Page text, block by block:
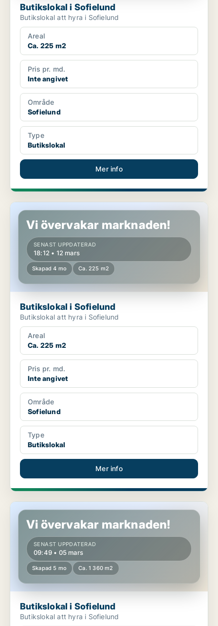
Butikslokal i Sofielund
Butikslokal att hyra i Sofielund
Areal
Ca. 225 m2
Pris pr. md.
Inte angivet
Område
Sofielund
Type
Butikslokal
Mer info
Butikslokal i Sofielund
Vi övervakar marknaden!
SENAST UPPDATERAD
18:12 • 12 mars
Skapad 4 mo Ca. 225 m2
Butikslokal i Sofielund
Butikslokal att hyra i Sofielund
Areal
Ca. 225 m2
Pris pr. md.
Inte angivet
Område
Sofielund
Type
Butikslokal
Mer info
Butikslokal i Sofielund
Vi övervakar marknaden!
SENAST UPPDATERAD
09:49 • 05 mars
Skapad 5 mo Ca. 1 360 m2
Butikslokal i Sofielund
Butikslokal att hyra i Sofielund